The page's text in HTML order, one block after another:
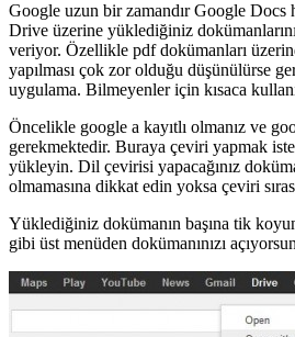
Google uzun bir zamandır Google
Drive üzerine yüklediğiniz
veriyor. Özellikle pdf dokümanları
yapılması çok zor olduğu düşünülürse
uygulama. Bilmeyenler için kısaca
Öncelikle google a kayıtlı olmanız ve
gerekmektedir. Buraya çeviri yapmak
yükleyin. Dil çevirisi yapacağınız
olmamasına dikkat edin yoksa çeviri
Yüklediğiniz dokümanın başına tik
gibi üst menüden dokümanınızı